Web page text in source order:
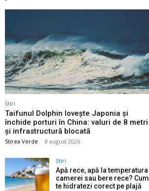
Știri
Taifunul Dolphin lovește Japonia și
închide porturi în China: valuri de 8 metri
și infrastructură blocată
Stirea Verde - 8 august 2026
Știri
Apă rece, apă la temperatura
camerei sau bere rece? Cum
te hidratezi corect pe plajă